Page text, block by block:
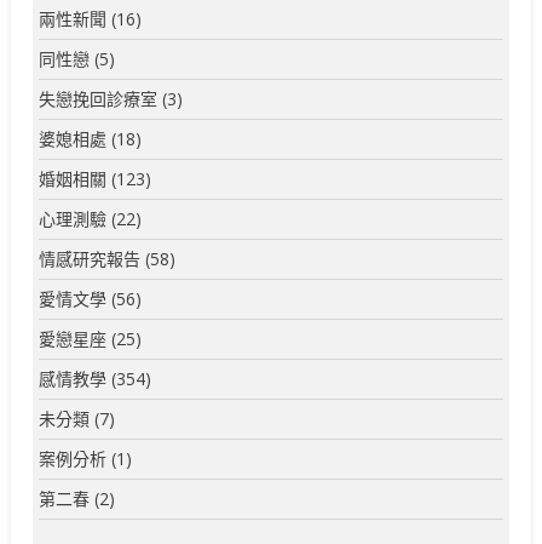
兩性新聞 (16)
同性戀 (5)
失戀挽回診療室 (3)
婆媳相處 (18)
婚姻相關 (123)
心理測驗 (22)
情感研究報告 (58)
愛情文學 (56)
愛戀星座 (25)
感情教學 (354)
未分類 (7)
案例分析 (1)
第二春 (2)